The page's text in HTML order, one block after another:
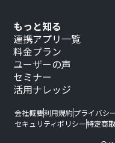
もっと知る
連携アプリ一覧
料金プラン
ユーザーの声
セミナー
活用ナレッジ
会社概要利用規約プライバシ
セキュリティポリシー特定商